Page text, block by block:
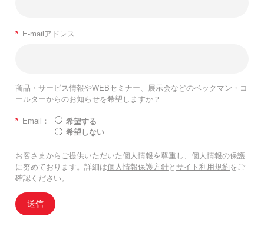
* E-mailアドレス
商品・サービス情報やWEBセミナー、展示会などのベックマン・コ
ールターからのお知らせを希望しますか？
* Email：
希望する
希望しない
お客さまからご提供いただいた個人情報を尊重し、個人情報の保護
に努めております。詳細は個人情報保護方針と サイト利用規約をご
確認ください。
送信